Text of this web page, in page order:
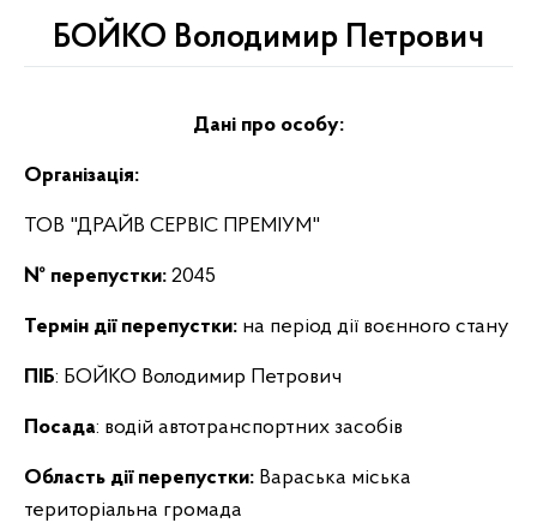
БОЙКО Володимир Петрович
Дані про особу:
Організація:
ТОВ "ДРАЙВ СЕРВІС ПРЕМІУМ"
№ перепустки: 2045
Термін дії перепустки: на період дії воєнного стану
ПІБ: БОЙКО Володимир Петрович
Посада: водій автотранспортних засобів
Область дії перепустки: Вараська міська
територіальна громада